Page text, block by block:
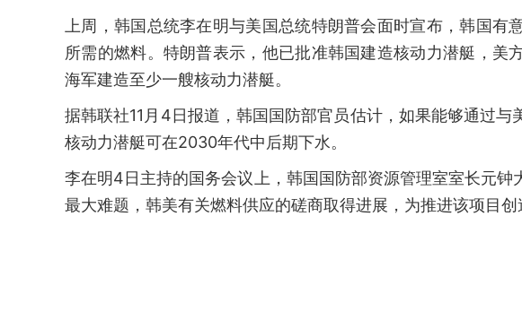
上周，韩国总统李在明与美国总统特朗普会面时宣布，韩国
所需的燃料。特朗普表示，他已批准韩国建造核动力潜艇，美
海军建造至少一艘核动力潜艇。
据韩联社11月4日报道，韩国国防部官员估计，如果能够通过
核动力潜艇可在2030年代中后期下水。
李在明4日主持的国务会议上，韩国国防部资源管理室室长元
最大难题，韩美有关燃料供应的磋商取得进展，为推进该项目创